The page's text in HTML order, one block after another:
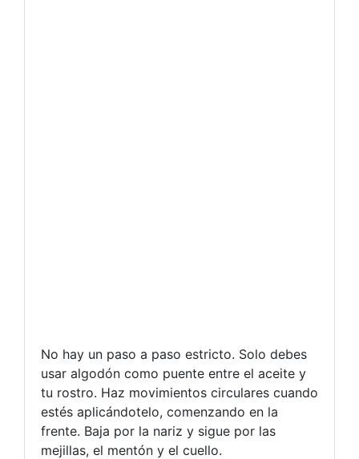
No hay un paso a paso estricto. Solo debes
usar algodón como puente entre el aceite y
tu rostro. Haz movimientos circulares cuando
estés aplicándotelo, comenzando en la
frente. Baja por la nariz y sigue por las
mejillas, el mentón y el cuello.